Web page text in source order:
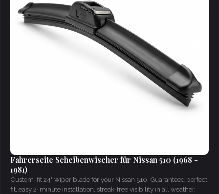
Fahrerseite Scheibenwischer für Nissan 510 (1968 -
1981)
Custom-fit 24" wiper blade for your Nissan 510. Guaranteed perfect
fit, easy 2-minute installation, streak-free visibility in all weather.